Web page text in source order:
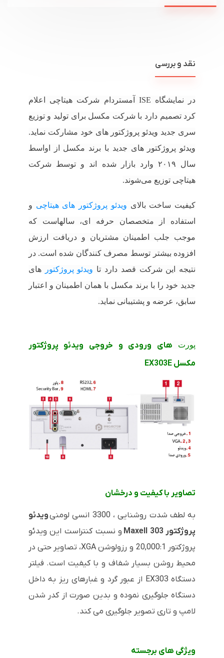
نقد و بررسی
در نمایشگاه ISE آمستردام شرکت هیتاچی اعلام
کرد تصمیم دارد با شرکت مکسل برای تولید و توزیع
سری جدید ویدئو پروژکتور های خود مشارکت نماید.
ویدئو پروژکتور های جدید با برند مکسل از اواسط
سال ۲۰۱۹ وارد بازار شده اند و توسط شرکت
هیتاچی توزیع می‌شوند.
کیفیت ساخت بالای ویدئو پروژکتور های هیتاچی و
استفاده از متخصصان حرفه ای، سالهاست که
موجب جلب اطمینان مشتریان و دریافت ارزش
افزوده بیشتر توسط مصرف کنندگان شده است. در
نتیجه این شرکت قصد دارد تا ویدئو پروژکتور
های
جدید خود را با برند مکسل با همان اطمینان و اعتبار
سابق، عرضه و پشتیبانی نماید.
پورت های ورودی و خروجی ویدئو پروژکتور
مکسل EX303E
تصاویر با کیفیت و درخشان
به لطف شدت روشنایی ، 3300 انسی لومنی
ویدئو
پروژکتور Maxell 303
و نسبت کنتراست این ویدئو
پروژکتور 20,000:1 و رزولوشن
XGA، تصاویر حتی در
محیط روشن بسیار شفاف و با کیفیت است. فیلتر
دستگاهEX303 از عبور گرد و غبارهای ریز به داخل
دستگاه جلوگیری نموده و بدین صورت از کدر شدن
لامپ و تاری تصویر جلوگیری می کند.
ویژگی های برجسته